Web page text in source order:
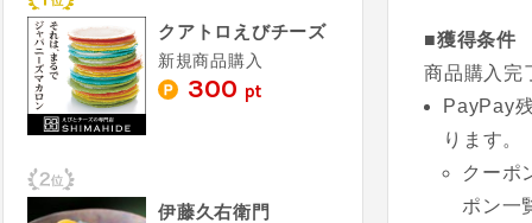
■獲得条件
商品購入完
PayPay
ります。
クーポ
ポン一
クアトロえびチーズ
新規商品購入
300 pt
伊藤久右衛門